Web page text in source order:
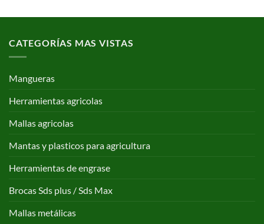
CATEGORÍAS MAS VISTAS
Mangueras
Herramientas agricolas
Mallas agricolas
Mantas y plasticos para agricultura
Herramientas de engrase
Brocas Sds plus / Sds Max
Mallas metálicas